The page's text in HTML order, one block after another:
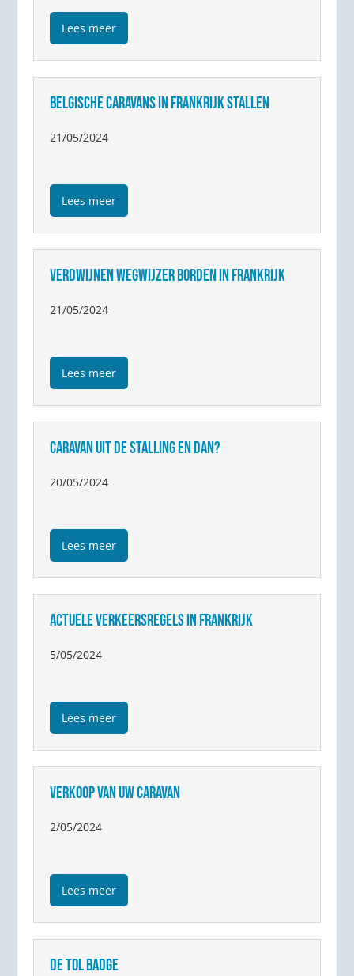
Lees meer
BELGISCHE CARAVANS IN FRANKRIJK STALLEN
21/05/2024
Lees meer
VERDWIJNEN WEGWIJZER BORDEN IN FRANKRIJK
21/05/2024
Lees meer
CARAVAN UIT DE STALLING EN DAN?
20/05/2024
Lees meer
ACTUELE VERKEERSREGELS IN FRANKRIJK
5/05/2024
Lees meer
VERKOOP VAN UW CARAVAN
2/05/2024
Lees meer
DE TOL BADGE